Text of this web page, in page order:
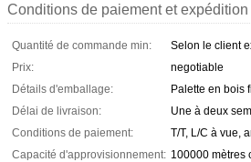
Conditions de paiement et expédition
Quantité de commande min:
Selon le client
Prix:
negotiable
Détails d'emballage:
Palette en bois
Délai de livraison:
Une à deux
Conditions de paiement:
T/T, L/C à vue,
Capacité d'approvisionnement: 100000 mètres